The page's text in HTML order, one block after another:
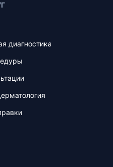
диагностика